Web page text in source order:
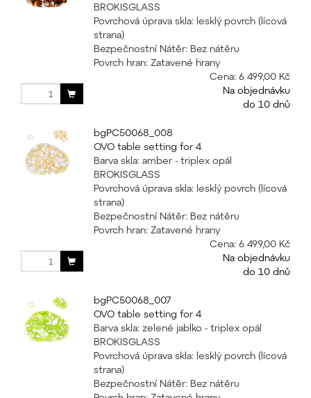
BROKISGLASS
Povrchová úprava skla: lesklý povrch (lícová
strana)
Bezpečnostní Nátěr: Bez nátěru
Povrch hran: Zatavené hrany
Cena: 6 499,00 Kč
Na objednávku
do 10 dnů
bgPC50068_008
OVO table setting for 4
Barva skla: amber - triplex opál
BROKISGLASS
Povrchová úprava skla: lesklý povrch (lícová
strana)
Bezpečnostní Nátěr: Bez nátěru
Povrch hran: Zatavené hrany
Cena: 6 499,00 Kč
Na objednávku
do 10 dnů
bgPC50068_007
OVO table setting for 4
Barva skla: zelené jablko - triplex opál
BROKISGLASS
Povrchová úprava skla: lesklý povrch (lícová
strana)
Bezpečnostní Nátěr: Bez nátěru